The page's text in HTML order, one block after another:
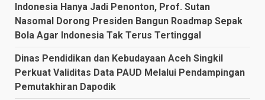
Indonesia Hanya Jadi Penonton, Prof. Sutan
Nasomal Dorong Presiden Bangun Roadmap Sepak
Bola Agar Indonesia Tak Terus Tertinggal
Dinas Pendidikan dan Kebudayaan Aceh Singkil
Perkuat Validitas Data PAUD Melalui Pendampingan
Pemutakhiran Dapodik